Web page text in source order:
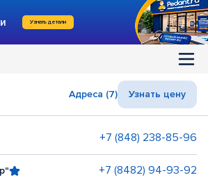
Узнать детали
Адреса (7) Узнать цену
+7 (848) 238-85-96
+7 (8482) 94-93-92